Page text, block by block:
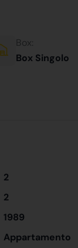
Box:
Box Singolo
2
2
1989
Appartamento